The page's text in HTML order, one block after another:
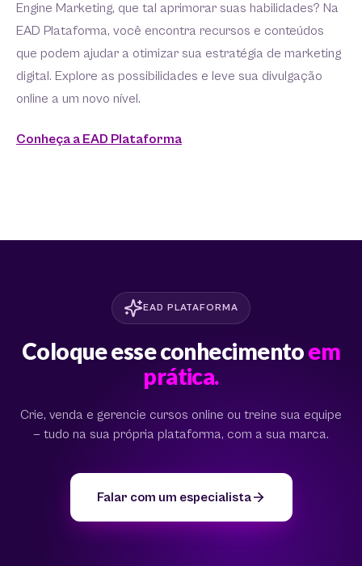
Engine Marketing, que tal aprimorar suas habilidades? Na
EAD Plataforma, você encontra recursos e conteúdos
que podem ajudar a otimizar sua estratégia de marketing
digital. Explore as possibilidades e leve sua divulgação
online a um novo nível.
Conheça a EAD Plataforma
EAD PLATAFORMA
Coloque esse conhecimentoem
prática.
Crie, venda e gerencie cursos online ou treine sua equipe
— tudo na sua própria plataforma, com a sua marca.
Falar com um especialista